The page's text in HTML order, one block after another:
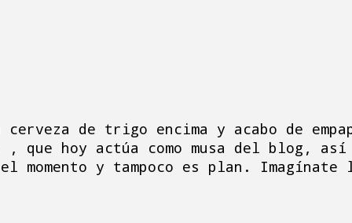
cerveza de trigo encima y acabo de
, que hoy actúa como musa del blog,
momento y tampoco es plan. Imagínate